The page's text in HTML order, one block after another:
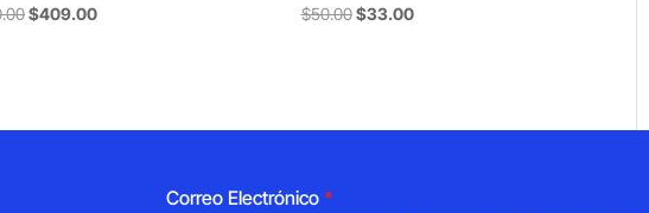
Original
$409.00Current
$50.00 Original
$33.00Current
Correo Electrónico *